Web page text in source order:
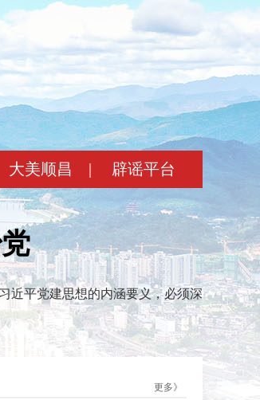
大美顺昌 | 辟谣平台
近平党建思想的内涵要义，必须深
更多》